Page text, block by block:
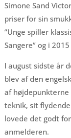
Simone Sand
priser for sin
“Unge spiller
Sangere” og i
I august sidste år
blev af den
af højdepunkterne
teknik, sit
lovede det godt
anmelderen.